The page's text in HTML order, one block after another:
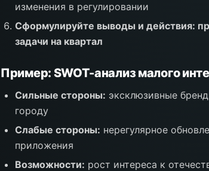
изменения в регулировании
Сформулируйте выводы и действия:
задачи на квартал
Пример: SWOT-анализ малого
Сильные стороны: эксклюзивные
городу
Слабые стороны: нерегулярное
приложения
Возможности: рост интереса к